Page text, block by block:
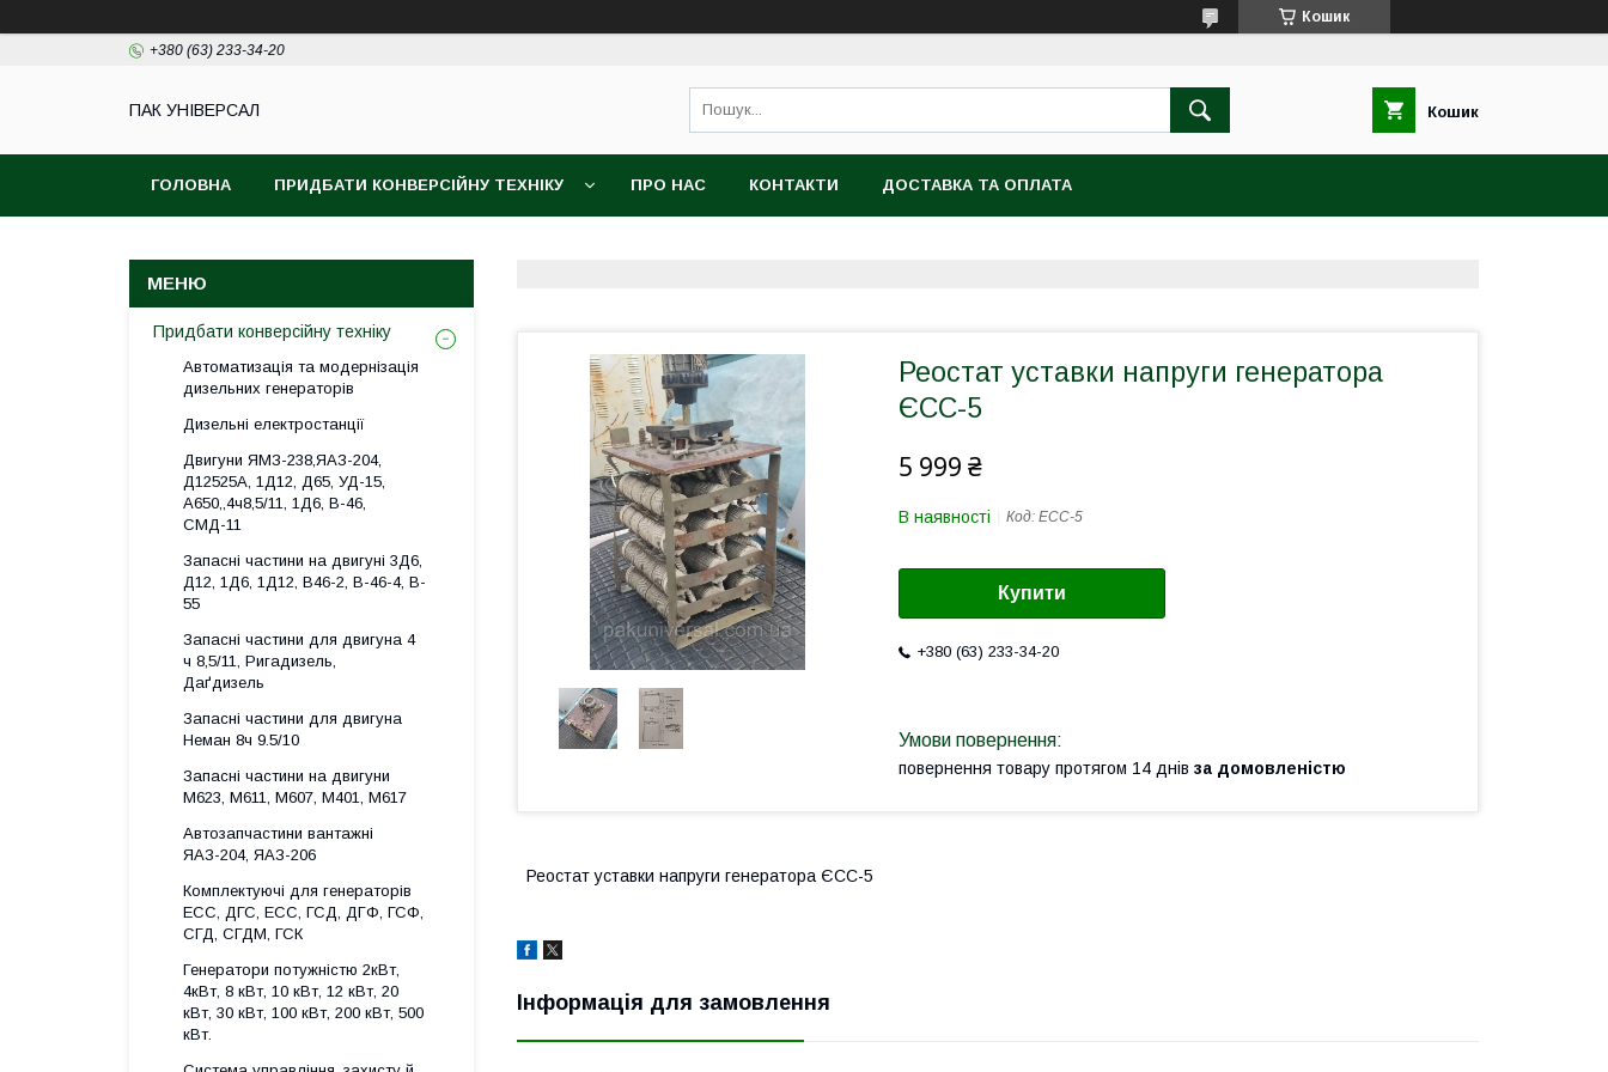
Кошик
+380 (63) 233-34-20
ПАК УНІВЕРСАЛ Кошик
ГОЛОВНА ПРИДБАТИ КОНВЕРСІЙНУ ТЕХНІКУ ПРО НАС КОНТАКТИ ДОСТАВКА ТА ОПЛАТА
Реостат уставки напруги генератора
ЄСС-5
5 999 ₴
В наявності Код: ЕСС-5
Купити
+380 (63) 233-34-20
повернення товару протягом 14 днів за домовленістю
Реостат уставки напруги генератора ЄСС-5
Інформація для замовлення
Придбати конверсійну техніку
Автоматизація та модернізація
дизельних генераторів
Дизельні електростанції
Двигуни ЯМЗ-238,ЯАЗ-204,
Д12525А, 1Д12, Д65, УД-15,
А650,,4ч8,5/11, 1Д6, В-46,
СМД-11
Запасні частини на двигуні 3Д6,
Д12, 1Д6, 1Д12, B46-2, B-46-4, B-
55
Запасні частини для двигуна 4
ч 8,5/11, Ригадизель,
Даґдизель
Запасні частини для двигуна
Неман 8ч 9.5/10
Запасні частини на двигуни
М623, М611, М607, М401, М617
Автозапчастини вантажні
ЯАЗ-204, ЯАЗ-206
Комплектуючі для генераторів
ECC, ДГС, ECC, ГСД, ДГФ, ГСФ,
СГД, СГДМ, ГСК
Генератори потужністю 2кВт,
4кВт, 8 кВт, 10 кВт, 12 кВт, 20
кВт, 30 кВт, 100 кВт, 200 кВт, 500
кВт.